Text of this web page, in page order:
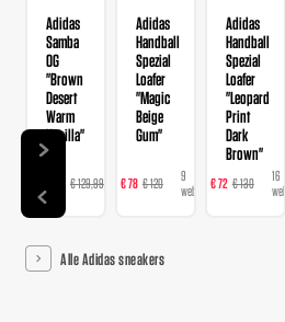
Adidas
Samba
OG
"Brown
Desert
Warm
Vanilla"
€ 129,99
14
webshops
Adidas
Handball
Spezial
Loafer
"Magic
Beige
Gum"
€ 78 € 120
9
webshops
Adidas
Handball
Spezial
Loafer
"Leopard
Print
Dark
Brown"
€ 72 € 130
16
Alle Adidas sneakers